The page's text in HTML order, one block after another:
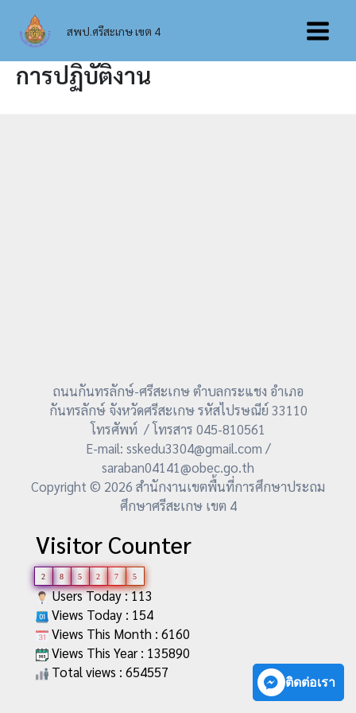
content
สพป.ศรีสะเกษ เขต 4
Main
การปฏิบัติงาน
ถนนกันทรลักษ์-ศรีสะเกษ ตำบลกระแชง อำเภอ
กันทรลักษ์ จังหวัดศรีสะเกษ รหัสไปรษณีย์ 33110
โทรศัพท์ / โทรสาร 045-810561
E-mail: sskedu3304@gmail.com /
saraban04141@obec.go.th
Copyright © 2026 สำนักงานเขตพื้นที่การศึกษาประถม
ศึกษาศรีสะเกษ เขต 4
Visitor Counter
2 8 5 2 7 5
Users Today : 113
Views Today : 154
Views This Month : 6160
Views This Year : 135890
Total views : 654557
ติดต่อเรา